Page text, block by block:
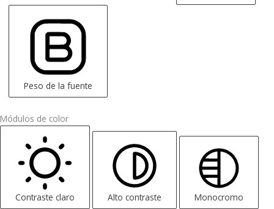
Peso de la fuente
Módulos de color
Contraste claro Alto contraste
Monocromo